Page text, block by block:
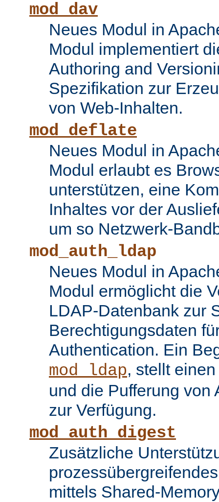
mod_dav
Neues Modul in
Modul implementiert
Authoring and
Spezifikation zur
von Web-Inhalten.
mod_deflate
Neues Modul in
Modul erlaubt es
unterstützen, eine
Inhaltes vor der
um so Netzwerk-
mod_auth_ldap
Neues Modul in
Modul ermöglicht die
LDAP-Datenbank zur
Berechtigungsdaten
Authentication. Ein
mod_ldap, stellt
und die Pufferung von
zur Verfügung.
mod_auth_digest
Zusätzliche
mittels Shared-